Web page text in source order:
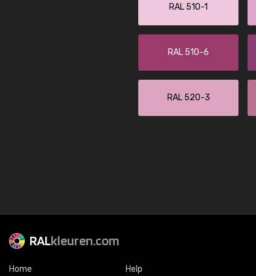
RAL 510-1
RAL 510-6
RAL 520-3
RALkleuren.com
Home Help